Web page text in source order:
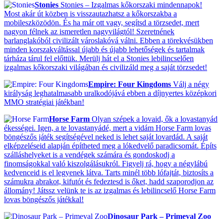
Stonies Stonies – Izgalmas kőkorszaki mindennapok!
Most akár út közben is visszautazhatsz a kőkorszakba a
mobileszközödön. És ha már ott vagy, segítsd a törzsedet, mert
nagyon félnek az ismeretlen nagyvilágtól! Szeretnének
barlanglakóból civilizált városlakóvá válni. Ebben a törekvésükben
minden korszakváltással újabb és újabb lehetőségek és tartalmak
tárháza tárul fel előttük. Merülj hát el a Stonies lebilincselően
izgalmas kőkorszaki világában és civilizáld meg a saját törzsedet!
Empire: Four Kingdoms Válj a négy
királyság leghatalmasabb uralkodójává ebben a díjnyertes középkori
MMO stratégiai játékban!
Horse Farm Olyan szépek a lovaid, ők a lovastanyád
ékességei. Igen, a te lovastanyádé, mert a vidám Horse Farm lovas
böngészős játék segítségével neked is lehet saját lovardád. A saját
elképzeléseid alapján építheted meg a lókedvelő paradicsomát. Építs
szálláshelyeket is a vendégek számára és gondoskodj a
finomságokkal való kiszolgálásukról. Figyelj rá, hogy a négylábú
kedvenceid is el legyenek látva. Tarts minél több lófajtát, biztosíts a
számukra abrakot, kifutót és fedeztesd is őket, hadd szaporodjon az
állomány! Játssz velünk te is az izgalmas és lebilincselő Horse Farm
lovas böngészős játékkal!
Dinosaur Park – Primeval Zoo